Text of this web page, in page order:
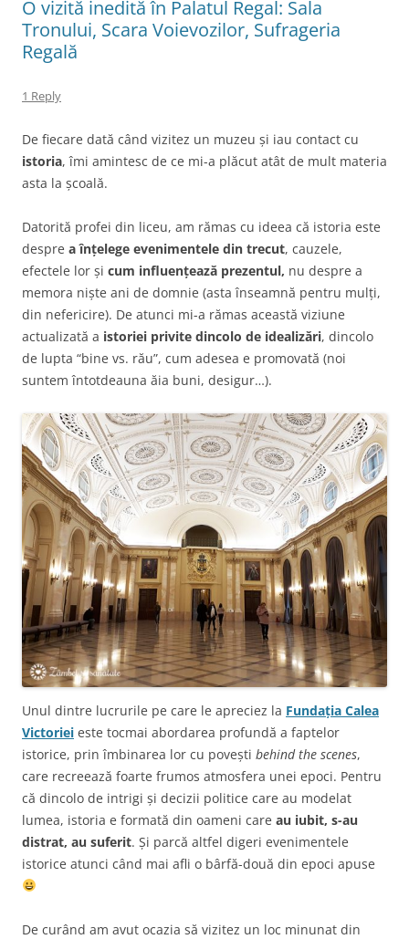
O vizită inedită în Palatul Regal: Sala
Tronului, Scara Voievozilor, Sufrageria
Regală
1 Reply
De fiecare dată când vizitez un muzeu și iau contact cu
istoria, îmi amintesc de ce mi-a plăcut atât de mult materia
asta la școală.
Datorită profei din liceu, am rămas cu ideea că istoria este
despre a înțelege evenimentele din trecut, cauzele,
efectele lor și cum influențează prezentul, nu despre a
memora niște ani de domnie (asta înseamnă pentru mulți,
din nefericire). De atunci mi-a rămas această viziune
actualizată a istoriei privite dincolo de idealizări, dincolo
de lupta “bine vs. rău”, cum adesea e promovată (noi
suntem întotdeauna ăia buni, desigur…).
Unul dintre lucrurile pe care le apreciez la Fundația Calea
Victoriei este tocmai abordarea profundă a faptelor
istorice, prin îmbinarea lor cu povești behind the scenes,
care recreează foarte frumos atmosfera unei epoci. Pentru
că dincolo de intrigi și decizii politice care au modelat
lumea, istoria e formată din oameni care au iubit, s-au
distrat, au suferit. Și parcă altfel digeri evenimentele
istorice atunci când mai afli o bârfă-două din epoci apuse
De curând am avut ocazia să vizitez un loc minunat din